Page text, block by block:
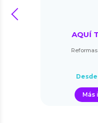
AQUÍ
Más
prev